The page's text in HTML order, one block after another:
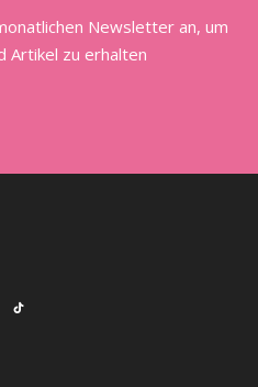
Newsletter an, um
Artikel zu erhalten